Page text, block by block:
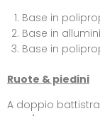
Base in
Base in
Base in
Ruote & piedini
A doppio